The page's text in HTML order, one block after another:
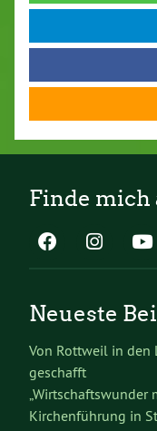
Finde mich
Neueste
Von Rottweil in den
geschafft
„Wirtschaftswunder
Kirchenführung in